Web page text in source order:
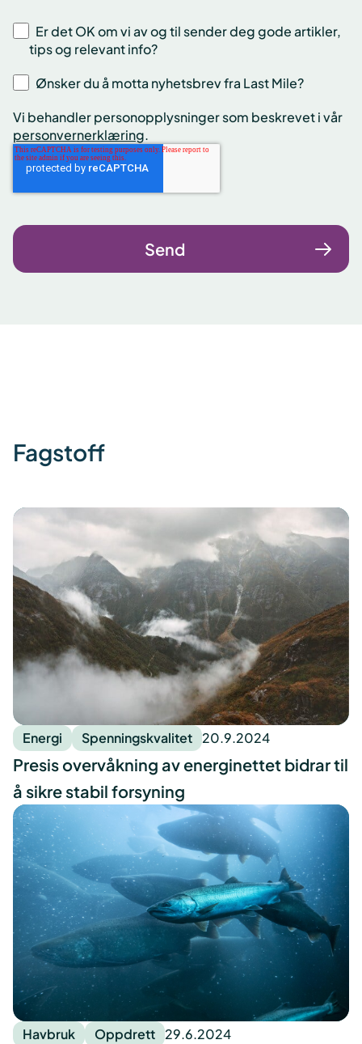
Er det OK om vi av og til sender deg gode artikler,
tips og relevant info?
Ønsker du å motta nyhetsbrev fra Last Mile?
Vi behandler personopplysninger som beskrevet i vår
personvernerklæring.
Fagstoff
Energi Spenningskvalitet 20.9.2024
Presis overvåkning av energinettet bidrar til
å sikre stabil forsyning
Havbruk Oppdrett 29.6.2024